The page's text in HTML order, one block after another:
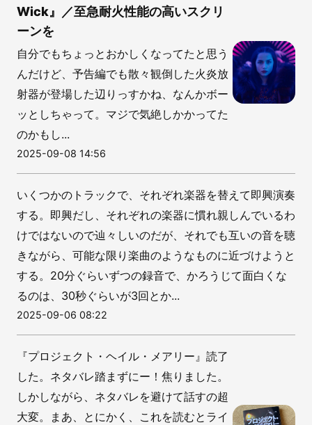
Wick』／至急耐火性能の高いスクリ
ーンを
自分でもちょっとおかしくなってたと思う
んだけど、予告編でも散々観倒した火炎放
射器が登場した辺りっすかね、なんかボー
ッとしちゃって。マジで気絶しかかってた
のかもし...
2025-09-08 14:56
いくつかのトラックで、それぞれ楽器を替えて即興演奏
する。即興だし、それぞれの楽器に慣れ親しんでいるわ
けではないので辿々しいのだが、それでも互いの音を聴
きながら、可能な限り楽曲のようなものに近づけようと
する。20分ぐらいずつの録音で、かろうじて面白くな
るのは、30秒ぐらいが3回とか...
2025-09-06 08:22
『プロジェクト・ヘイル・メアリー』読了
した。ネタバレ踏まずにー！焦りました。
しかしながら、ネタバレを避けて話すの超
大変。まあ、とにかく、これを読むとライ